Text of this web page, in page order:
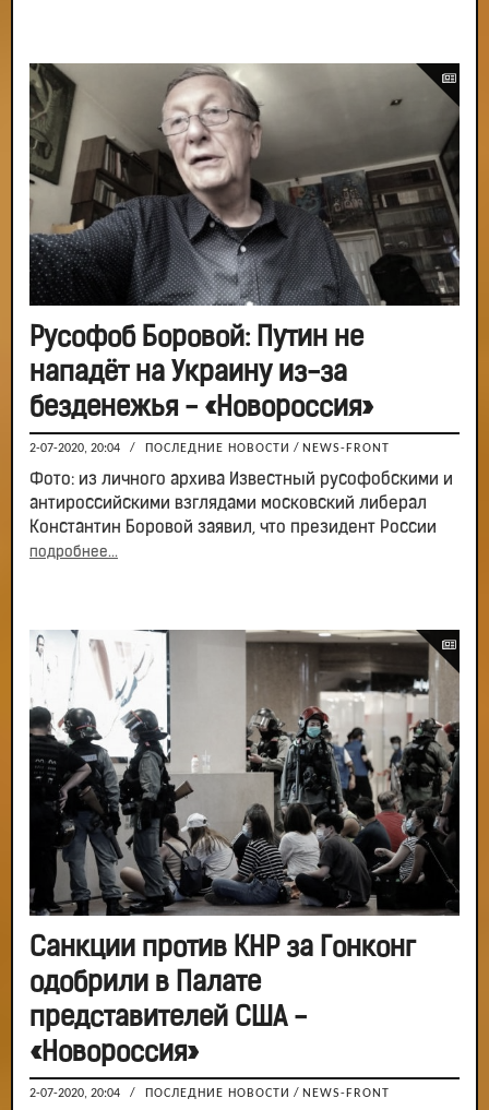
Русофоб Боровой: Путин не
нападёт на Украину из-за
безденежья - «Новороссия»
2-07-2020, 20:04 / ПОСЛЕДНИЕ НОВОСТИ / NEWS-FRONT
Фото: из личного архива Известный русофобскими и
антироссийскими взглядами московский либерал
Константин Боровой заявил, что президент России
подробнее...
Санкции против КНР за Гонконг
одобрили в Палате
представителей США -
«Новороссия»
2-07-2020, 20:04 / ПОСЛЕДНИЕ НОВОСТИ / NEWS-FRONT